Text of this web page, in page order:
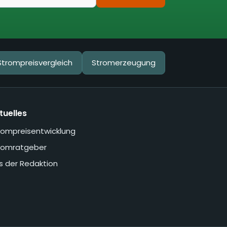
Stromerzeugung
der Redaktion